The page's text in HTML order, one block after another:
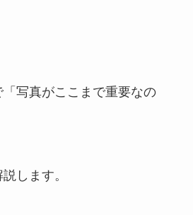
写真がここまで重要なの
します。